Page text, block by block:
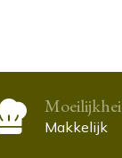
Makkelijk